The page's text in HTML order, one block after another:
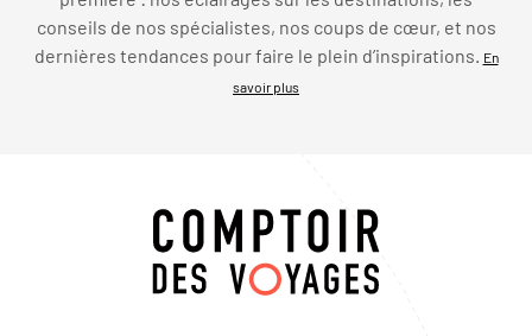
conseils de nos spécialistes, nos coups de cœur, et nos
dernières tendances pour faire le plein d’inspirations. En
savoir plus